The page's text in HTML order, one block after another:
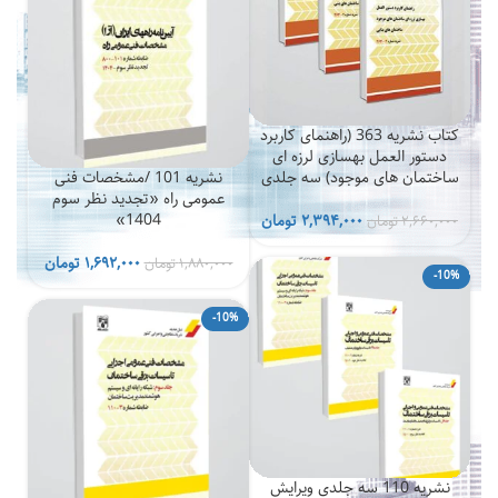
کتاب نشریه 363 (راهنمای کاربرد
دستور العمل بهسازی لرزه ای
ساختمان های موجود) سه جلدی
۲,۶۶۰,۰۰۰تومانقیمت
اصلی
۲,۶۶۰,۰۰۰ تومان
۲,۳۹۴,۰۰۰تومانقیمت
فعلی
۲,۳۹۴,۰۰۰ تومان
نشریه 101 /مشخصات فنی
عمومی راه «تجدید نظر سوم
1404»
۱,۸۸۰,۰۰۰تومانقیمت
۱,۸۸۰,۰۰۰ تومان
۱,۶۹۲,۰۰۰تومانقیمت
فعلی
است.
-10%
نشریه 110 سه جلدی ویرایش
-10%